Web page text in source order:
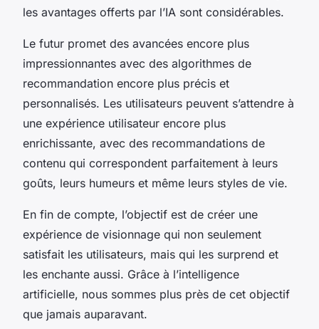
les avantages offerts par l’IA sont considérables.
Le futur promet des avancées encore plus
impressionnantes avec des algorithmes de
recommandation encore plus précis et
personnalisés. Les utilisateurs peuvent s’attendre à
une expérience utilisateur encore plus
enrichissante, avec des recommandations de
contenu qui correspondent parfaitement à leurs
goûts, leurs humeurs et même leurs styles de vie.
En fin de compte, l’objectif est de créer une
expérience de visionnage qui non seulement
satisfait les utilisateurs, mais qui les surprend et
les enchante aussi. Grâce à l’intelligence
artificielle, nous sommes plus près de cet objectif
que jamais auparavant.